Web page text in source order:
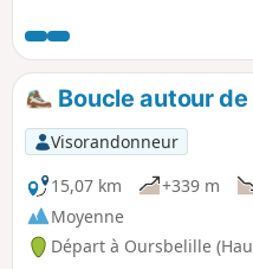
Boucle autour de
Visorandonneur
15,07 km
+339 m
Moyenne
Départ à Oursbelille